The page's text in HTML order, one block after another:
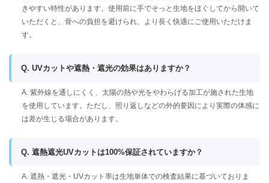
きやすい特性があります。使用前に手でそっと生地をほぐしてから開いて
いただくと、骨への負担を避けられ、より長く快適にご使用いただけま
す。
Q. UVカットや遮熱・遮光の効果はありますか？
A. 紫外線を通しにくく、太陽の熱や光をやわらげる加工が施された生地
を使用しています。ただし、照り返しなどの外的要因により実際の体感に
は差が生じる場合があります。
Q. 遮熱遮光UVカットは100%保証されていますか？
A. 遮熱・遮光・UVカット率は生地単体での検査結果に基づいておりま